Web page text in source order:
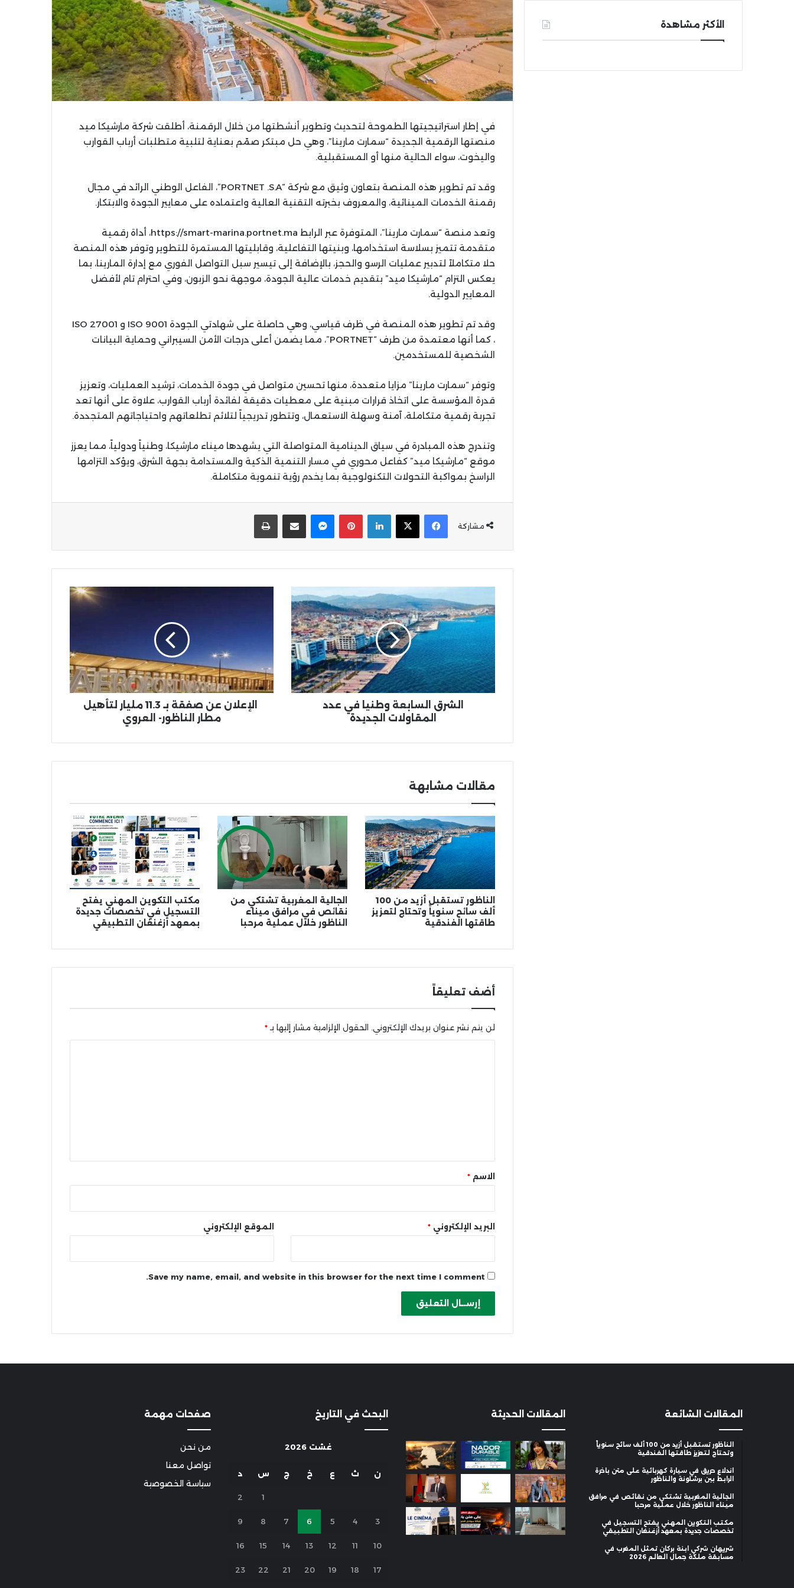
في إطار استراتيجيتها الطموحة لتحديث وتطوير أنشطتها من خلال الرقمنة، أطلقت شركة مارشيكا ميد
منصتها الرقمية الجديدة “سمارت مارينا”، وهي حل مبتكر صمّم بعناية لتلبية متطلبات أرباب القوارب
واليخوت، سواء الحالية منها أو المستقبلية.
وقد تم تطوير هذه المنصة بتعاون وثيق مع شركة “PORTNET .S.A”، الفاعل الوطني الرائد في مجال
رقمنة الخدمات المينائية، والمعروف بخبرته التقنية العالية واعتماده على معايير الجودة والابتكار.
وتعد منصة “سمارت مارينا”، المتوفرة عبر الرابط https://smart-marina.portnet.ma، أداة رقمية
متقدمة تتميز بسلاسة استخدامها، وبنيتها التفاعلية، وقابليتها المستمرة للتطوير وتوفر هذه المنصة
حلا متكاملاً لتدبير عمليات الرسو والحجز، بالإضافة إلى تيسير سبل التواصل الفوري مع إدارة المارينا، بما
يعكس التزام “مارشيكا ميد” بتقديم خدمات عالية الجودة، موجهة نحو الزبون، وفي احترام تام لأفضل
المعايير الدولية.
وقد تم تطوير هذه المنصة في ظرف قياسي، وهي حاصلة على شهادتي الجودة 9001 ISO و 27001 ISO
، كما أنها معتمدة من طرف “PORTNET”، مما يضمن أعلى درجات الأمن السيبراني وحماية البيانات
الشخصية للمستخدمين.
وتوفر “سمارت مارينا” مزايا متعددة، منها تحسين متواصل في جودة الخدمات، ترشيد العمليات، وتعزيز
قدرة المؤسسة على اتخاذ قرارات مبنية على معطيات دقيقة لفائدة أرباب القوارب، علاوة على أنها تعد
تجربة رقمية متكاملة، آمنة وسهلة الاستعمال، وتتطور تدريجياً لتلائم تطلعاتهم واحتياجاتهم المتجددة.
وتندرج هذه المبادرة في سياق الدينامية المتواصلة التي يشهدها ميناء مارشيكا، وطنياً ودولياً، مما يعزز
موقع “مارشيكا ميد” كفاعل محوري في مسار التنمية الذكية والمستدامة بجهة الشرق، ويؤكد التزامها
الراسخ بمواكبة التحولات التكنولوجية بما يخدم رؤية تنموية متكاملة.
مشاركة
Facebook
X
LinkedIn
Pinterest
Messengerالمشاركة عبر البريد الإلكترونياطبعها
السابعة
وطنيا
عدد
المقاولات
الجديدة
الشرق السابعة وطنيا في عدد
المقاولات الجديدة
لتأهيل
مطار
الناظور-
العروي
الإعلان عن صفقة بـ 11.3 مليار لتأهيل
مطار الناظور- العروي
مقالات مشابهة
الناظور تستقبل أزيد من 100
ألف سائح سنوياً وتحتاج لتعزيز
طاقتها الفندقية
الجالية المغربية تشتكي من
نقائص في مرافق ميناء
الناظور خلال عملية مرحبا
مكتب التكوين المهني يفتح
التسجيل في تخصصات جديدة
بمعهد أزغنغان التطبيقي
أضف تعليقاً
لن يتم نشر عنوان بريدك الإلكتروني. الحقول الإلزامية مشار إليها بـ *
* الاسم *
البريد الإلكتروني * الموقع الإلكتروني
Save my name, email, and website in this browser for the next time I comment.
الأكثر مشاهدة
المقالات الشائعة
الناظور تستقبل أزيد من 100 ألف سائح سنوياً
وتحتاج لتعزيز طاقتها الفندقية
اندلاع حريق في سيارة كهربائية على متن باخرة
الرابط بين برشلونة والناظور
الجالية المغربية تشتكي من نقائص في مرافق
ميناء الناظور خلال عملية مرحبا
مكتب التكوين المهني يفتح التسجيل في
تخصصات جديدة بمعهد أزغنغان التطبيقي
شريهان شركي ابنة بركان تمثل المغرب في
مسابقة ملكة جمال العالم 2026
المقالات الحديثة البحث في التاريخ
غشت 2026
ن ث ع خ ج س د
1
2
3
4
5
6
7
8
9
10
11
12
13
14
15
16
17
18
19
20
21
22
23
صفحات مهمة
من نحن
تواصل معنا
سياسة الخصوصية